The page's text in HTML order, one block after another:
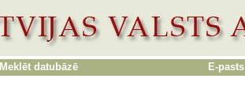
Meklēt datubāzē E-pasts